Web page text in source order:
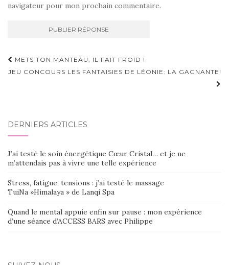
navigateur pour mon prochain commentaire.
Navigation
d'article
METS TON MANTEAU, IL FAIT FROID !
JEU CONCOURS LES FANTAISIES DE LÉONIE: LA GAGNANTE!
DERNIERS ARTICLES
J’ai testé le soin énergétique Cœur Cristal… et je ne
m’attendais pas à vivre une telle expérience
Stress, fatigue, tensions : j’ai testé le massage
TuiNa »Himalaya » de Lanqi Spa
Quand le mental appuie enfin sur pause : mon expérience
d’une séance d’ACCESS BARS avec Philippe